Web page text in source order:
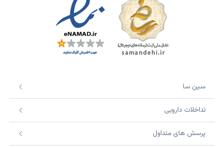
سین سا
تداخلات دارویی
پرسش های متداول